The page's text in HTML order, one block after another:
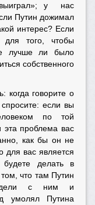
у нас
Путин дожимал
интерес? Если
того, чтобы
лучше ли было
собственного
когда говорите о
если вы
по той
эта проблема вас
как бы он не
для вас является
делать в
что там Путин
с ним и
умолял Путина